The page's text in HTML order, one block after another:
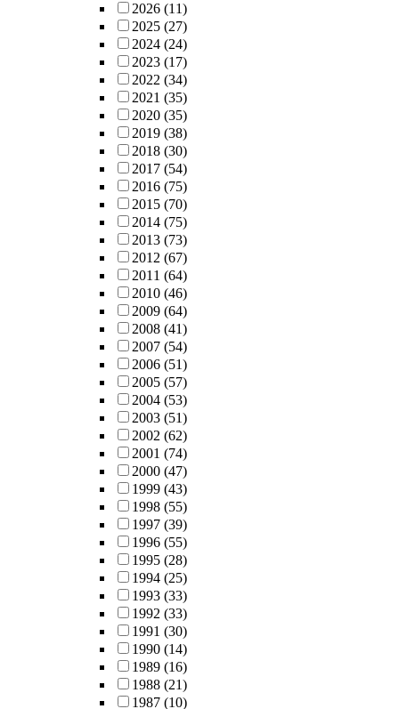
2026 (11)
2025 (27)
2024 (24)
2023 (17)
2022 (34)
2021 (35)
2020 (35)
2019 (38)
2018 (30)
2017 (54)
2016 (75)
2015 (70)
2014 (75)
2013 (73)
2012 (67)
2011 (64)
2010 (46)
2009 (64)
2008 (41)
2007 (54)
2006 (51)
2005 (57)
2004 (53)
2003 (51)
2002 (62)
2001 (74)
2000 (47)
1999 (43)
1998 (55)
1997 (39)
1996 (55)
1995 (28)
1994 (25)
1993 (33)
1992 (33)
1991 (30)
1990 (14)
1989 (16)
1988 (21)
1987 (10)